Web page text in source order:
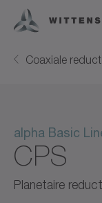
Coaxiale
alpha Basic
CPS
Planetaire